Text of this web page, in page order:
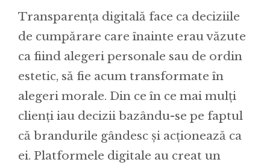
Transparența digitală face ca deciziile
de cumpărare care înainte erau văzute
ca fiind alegeri personale sau de ordin
estetic, să fie acum transformate în
alegeri morale. Din ce în ce mai mulți
clienți iau decizii bazându-se pe faptul
că brandurile gândesc și acționează ca
ei. Platformele digitale au creat un